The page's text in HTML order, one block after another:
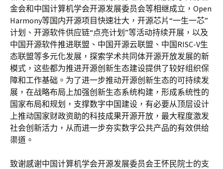
金会和中国计算机学会开源发展委员会等相继成立，Open
Harmony等国内开源项目快速壮大，开源芯片“一生一芯”
计划、开源软件供应链“点亮计划”等活动持续开展，以及
中国开源软件推进联盟、中国开源云联盟、中国RISC-V生
态联盟等多元化发展，探索学术共同体开源开放发展的新
模式，这些都为推进开源创新生态建设提供了较好组织保
障和工作基础。为了进一步推动开源创新生态的可持续发
展，在战略布局上加强创新生态系统构建，形成系统性的
国家布局和规划，支撑数字中国建设，有必要从顶层设计
上推动国家财政资助的科技成果开源开放，最大程度激发
社会创新活力，从而进一步夯实数字公共产品的有效供给
渠道。
致谢感谢中国计算机学会开源发展委员会王怀民院士的支